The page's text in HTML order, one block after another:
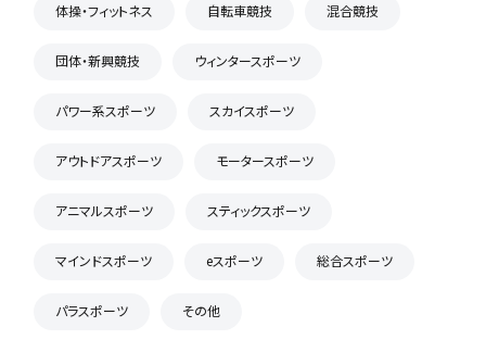
体操・フィットネス 自転車競技 混合競技
団体・新興競技 ウィンタースポーツ
パワー系スポーツ スカイスポーツ
アウトドアスポーツ モータースポーツ
アニマルスポーツ スティックスポーツ
マインドスポーツ eスポーツ 総合スポーツ
パラスポーツ その他